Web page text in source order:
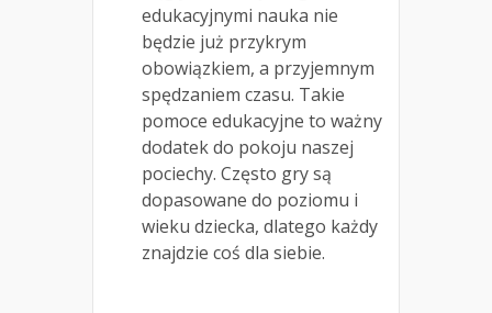
edukacyjnymi nauka nie
będzie już przykrym
obowiązkiem, a przyjemnym
spędzaniem czasu. Takie
pomoce edukacyjne to ważny
dodatek do pokoju naszej
pociechy. Często gry są
dopasowane do poziomu i
wieku dziecka, dlatego każdy
znajdzie coś dla siebie.